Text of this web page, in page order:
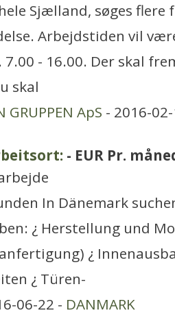
Sjælland, søges
Arbejdstiden vil
- 16.00. Der skal
skal
GRUPPEN ApS - 2016-
- EUR Pr.
In Dänemark
¿ Herstellung und
¿
¿ Türen-
06-22 - DANMARK